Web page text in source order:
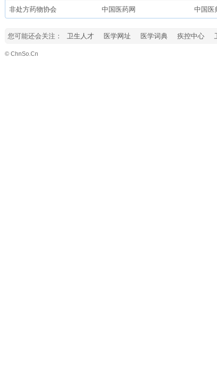
非处方药物协会 中国医药网 中国医
您可能还会关注： 卫生人才 医学网址 医学词典 疾控中心
© ChnSo.Cn